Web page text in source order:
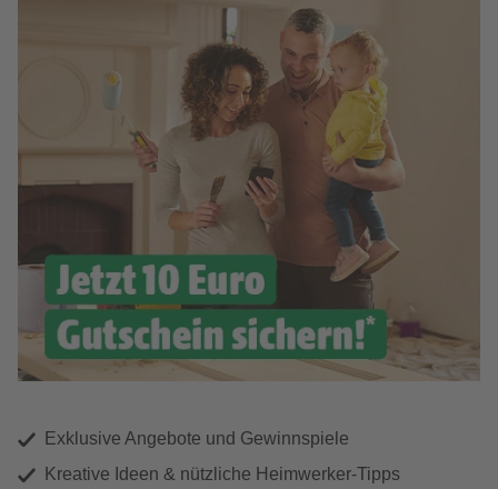
Exklusive Angebote und Gewinnspiele
Kreative Ideen & nützliche Heimwerker-Tipps